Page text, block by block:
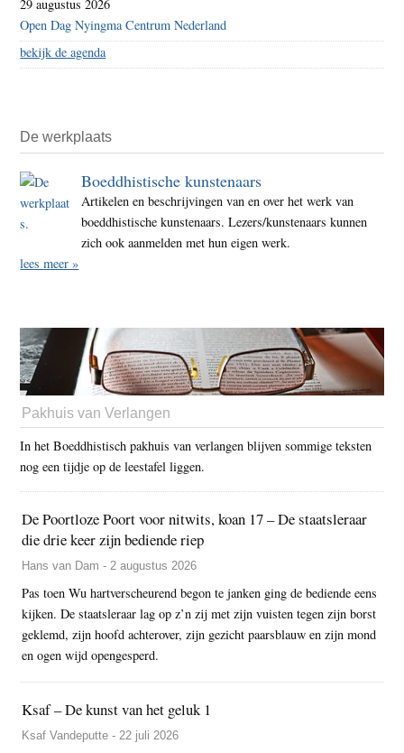
29 augustus 2026
Open Dag Nyingma Centrum Nederland
bekijk de agenda
De werkplaats
Boeddhistische kunstenaars
Artikelen en beschrijvingen van en over het werk van
boeddhistische kunstenaars. Lezers/kunstenaars kunnen
zich ook aanmelden met hun eigen werk.
lees meer »
Pakhuis van Verlangen
In het Boeddhistisch pakhuis van verlangen blijven sommige teksten
nog een tijdje op de leestafel liggen.
De Poortloze Poort voor nitwits, koan 17 – De staatsleraar
die drie keer zijn bediende riep
Hans van Dam - 2 augustus 2026
Pas toen Wu hartverscheurend begon te janken ging de bediende eens
kijken. De staatsleraar lag op z’n zij met zijn vuisten tegen zijn borst
geklemd, zijn hoofd achterover, zijn gezicht paarsblauw en zijn mond
en ogen wijd opengesperd.
Ksaf – De kunst van het geluk 1
Ksaf Vandeputte - 22 juli 2026